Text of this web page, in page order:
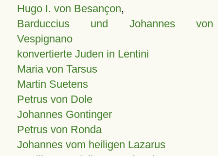
Hugo I. von Besançon,
Barduccius und Johannes von
Vespignano
konvertierte Juden in Lentini
Maria von Tarsus
Martin Suetens
Petrus von Dole
Johannes Gontinger
Petrus von Ronda
Johannes vom heiligen Lazarus